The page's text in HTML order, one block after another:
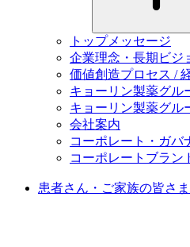
トップメッセージ
企業理念・長期ビジ
価値創造プロセス /
キョーリン製薬グル
キョーリン製薬グル
会社案内
コーポレート・ガバ
コーポレートブラン
患者さん・ご家族の皆さま